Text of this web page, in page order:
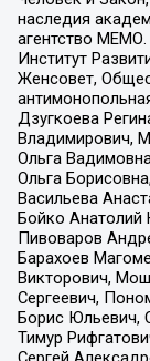
наследия
агентство МЕМО.
Институт
Женсовет,
Дзугкоева
Владимирович,
Ольга
Ольга
Васильева
Бойко Анатолий
Пивоваров
Барахоев
Викторович,
Сергеевич,
Борис Юльевич,
Тимур